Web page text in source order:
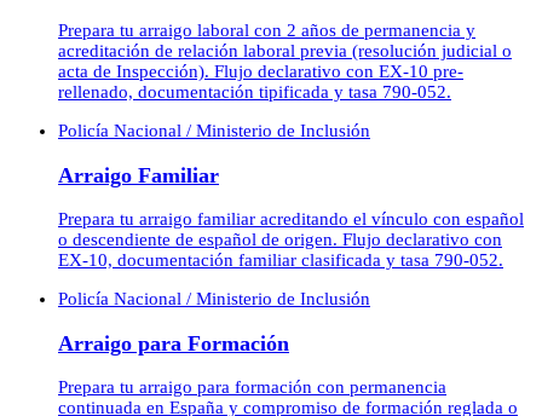
Prepara tu arraigo laboral con 2 años de permanencia y
acreditación de relación laboral previa (resolución judicial o
acta de Inspección). Flujo declarativo con EX-10 pre-
rellenado, documentación tipificada y tasa 790-052.
Policía Nacional / Ministerio de Inclusión
Arraigo Familiar
Prepara tu arraigo familiar acreditando el vínculo con español
o descendiente de español de origen. Flujo declarativo con
EX-10, documentación familiar clasificada y tasa 790-052.
Policía Nacional / Ministerio de Inclusión
Arraigo para Formación
Prepara tu arraigo para formación con permanencia
continuada en España y compromiso de formación reglada o